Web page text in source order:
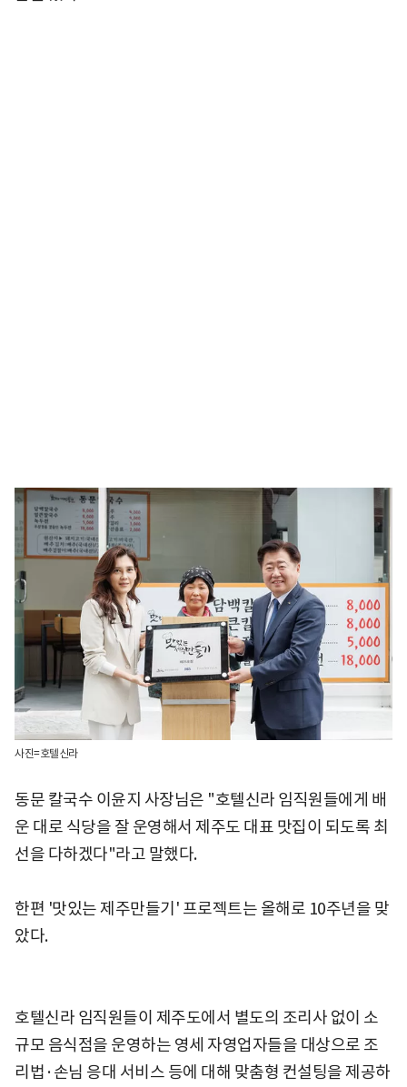
사진=호텔신라
동문 칼국수 이윤지 사장님은 "호텔신라 임직원들에게 배
운 대로 식당을 잘 운영해서 제주도 대표 맛집이 되도록 최
선을 다하겠다"라고 말했다.
한편 '맛있는 제주만들기' 프로젝트는 올해로 10주년을 맞
았다.
호텔신라 임직원들이 제주도에서 별도의 조리사 없이 소
규모 음식점을 운영하는 영세 자영업자들을 대상으로 조
리법·손님 응대 서비스 등에 대해 맞춤형 컨설팅을 제공하